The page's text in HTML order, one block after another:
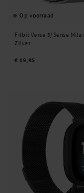
Op voorraad
Fitbit Versa 3/Sense
Zilver
€ 19,95